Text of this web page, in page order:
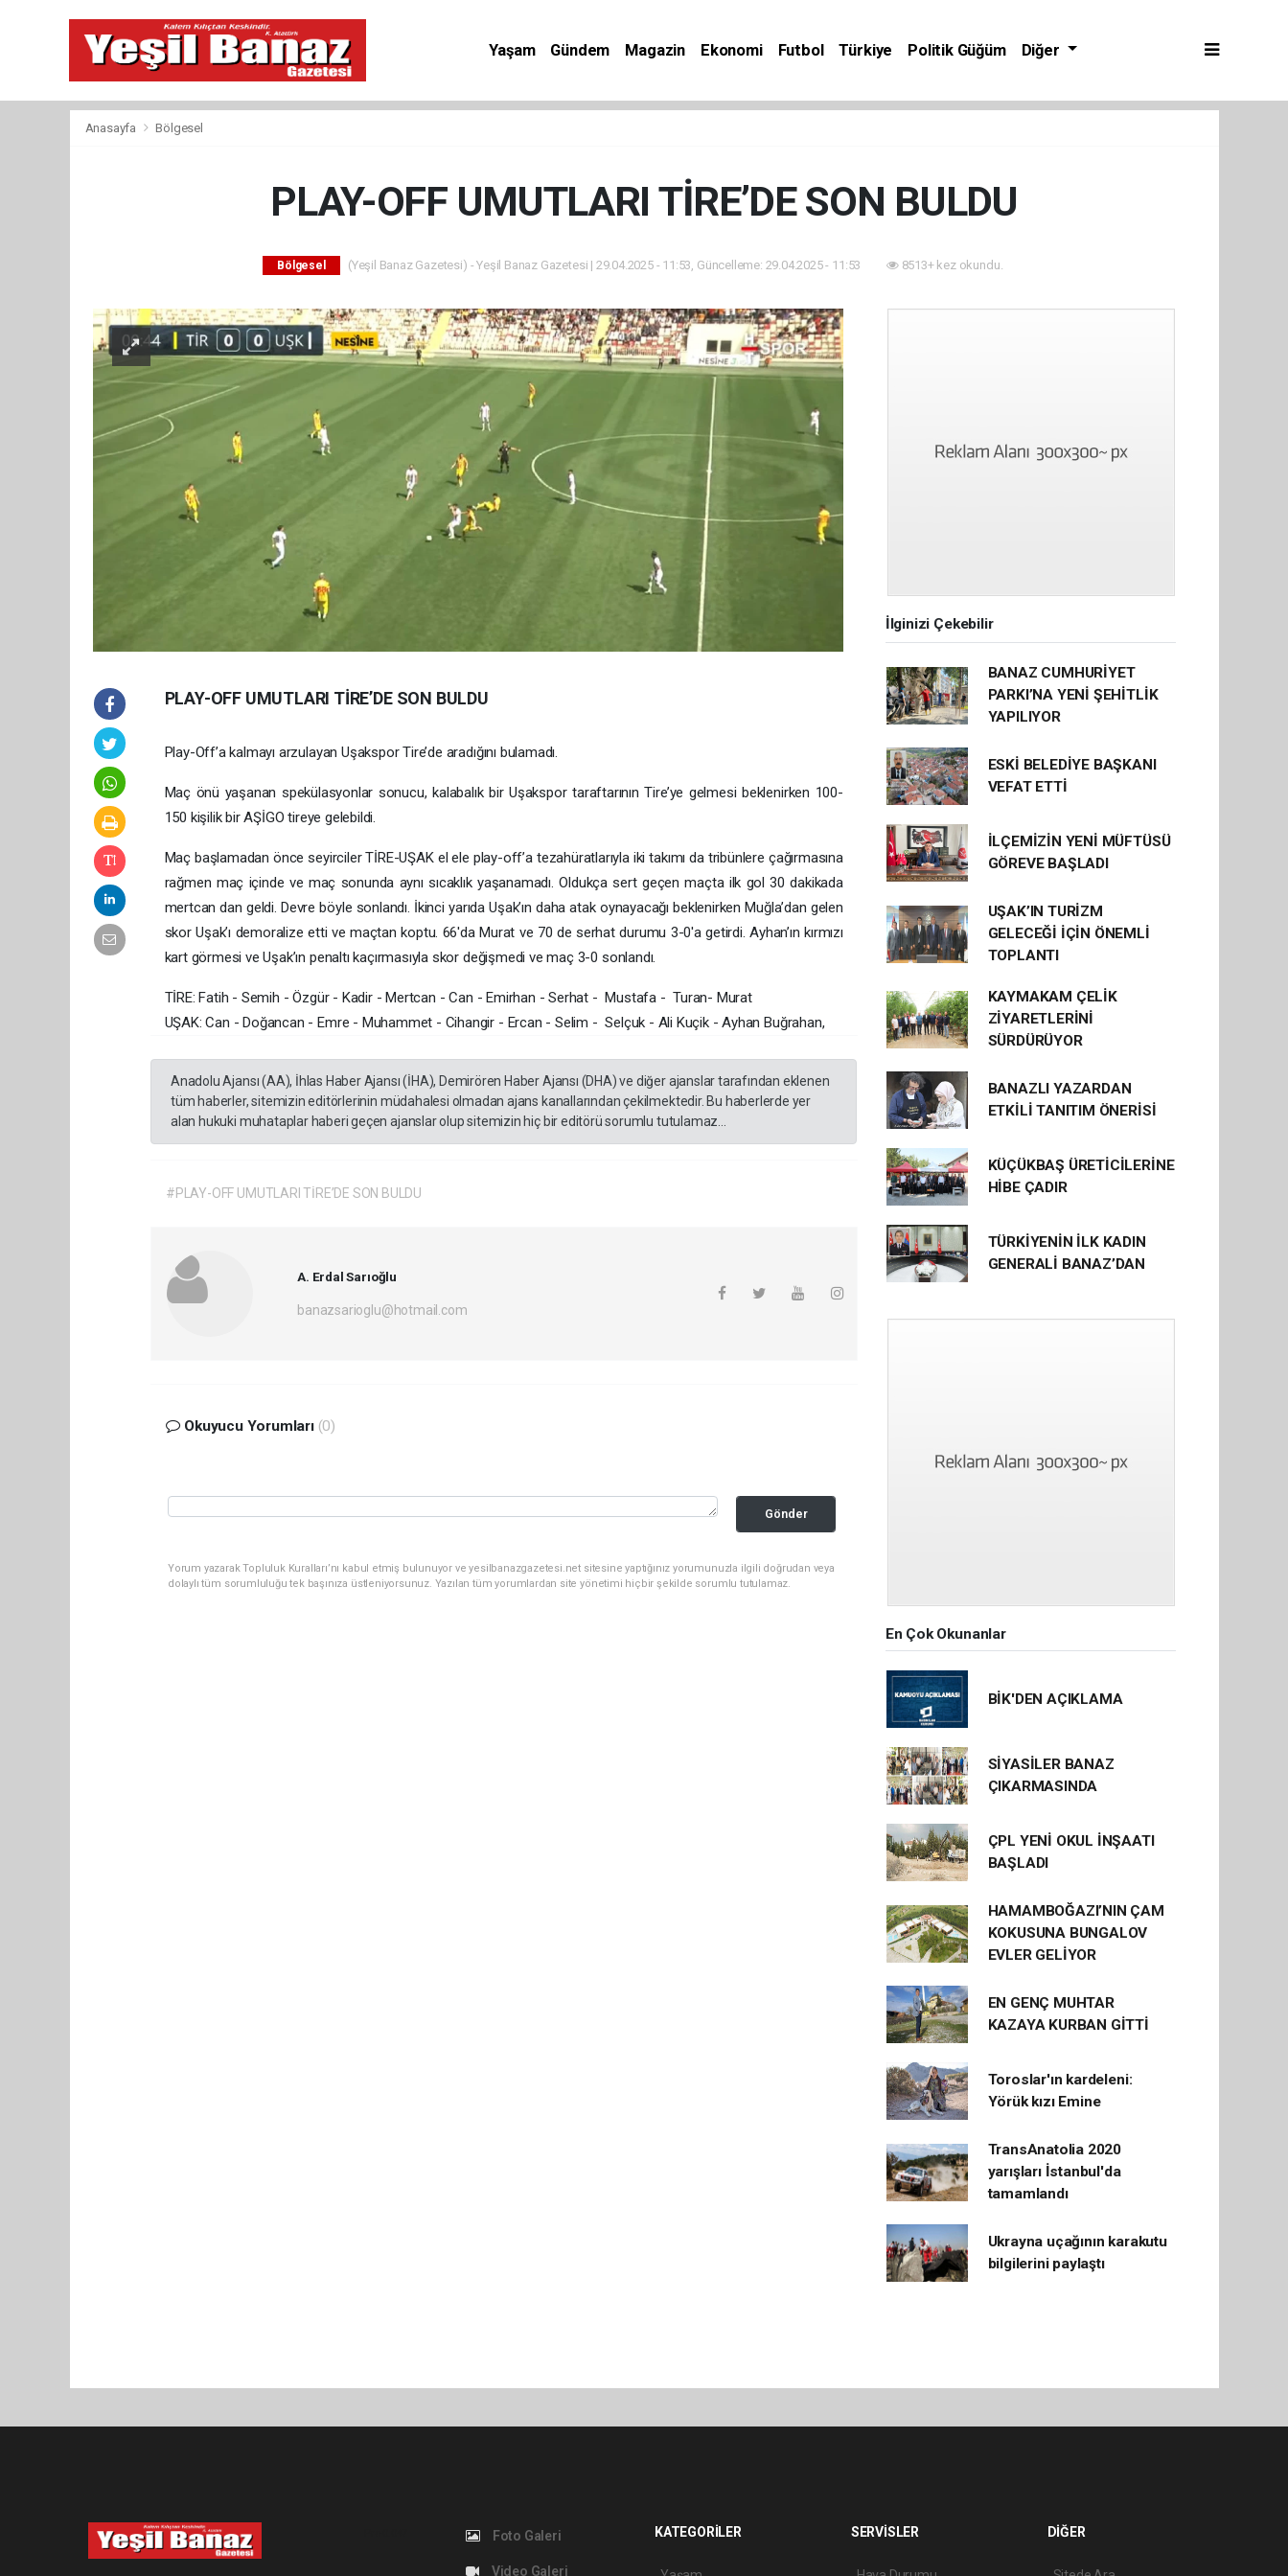
Yaşam Gündem Magazin Ekonomi Futbol Türkiye Politik Güğüm Diğer
Anasayfa Bölgesel
PLAY-OFF UMUTLARI TİRE’DE SON BULDU
Bölgesel (Yeşil Banaz Gazetesi) - Yeşil Banaz Gazetesi | 29.04.2025 - 11:53, Güncelleme: 29.04.2025 - 11:53 8513+ kez okundu.
PLAY-OFF UMUTLARI TİRE’DE SON BULDU
Play-Off’a kalmayı arzulayan Uşakspor Tire’de aradığını bulamadı.
Maç önü yaşanan spekülasyonlar sonucu, kalabalık bir Uşakspor taraftarının Tire’ye gelmesi beklenirken 100-
150 kişilik bir AŞİGO tireye gelebildi.
Maç başlamadan önce seyirciler TİRE-UŞAK el ele play-off’a tezahüratlarıyla iki takımı da tribünlere çağırmasına
rağmen maç içinde ve maç sonunda aynı sıcaklık yaşanamadı. Oldukça sert geçen maçta ilk gol 30 dakikada
mertcan dan geldi. Devre böyle sonlandı. İkinci yarıda Uşak’ın daha atak oynayacağı beklenirken Muğla’dan gelen
skor Uşak’ı demoralize etti ve maçtan koptu. 66'da Murat ve 70 de serhat durumu 3-0'a getirdi. Ayhan’ın kırmızı
kart görmesi ve Uşak’ın penaltı kaçırmasıyla skor değişmedi ve maç 3-0 sonlandı.
TİRE: Fatih - Semih - Özgür - Kadir - Mertcan - Can - Emirhan - Serhat - Mustafa - Turan- Murat
UŞAK: Can - Doğancan - Emre - Muhammet - Cihangir - Ercan - Selim - Selçuk - Ali Kuçik - Ayhan Buğrahan,
Anadolu Ajansı (AA), İhlas Haber Ajansı (İHA), Demirören Haber Ajansı (DHA) ve diğer ajanslar tarafından eklenen
tüm haberler, sitemizin editörlerinin müdahalesi olmadan ajans kanallarından çekilmektedir. Bu haberlerde yer
alan hukuki muhataplar haberi geçen ajanslar olup sitemizin hiç bir editörü sorumlu tutulamaz...
#PLAY-OFF UMUTLARI TİRE’DE SON BULDU
A. Erdal Sarıoğlu
banazsarioglu@hotmail.com
Okuyucu Yorumları (0)
Gönder
Yorum yazarak Topluluk Kuralları’nı kabul etmiş bulunuyor ve yesilbanazgazetesi.net sitesine yaptığınız yorumunuzla ilgili doğrudan veya
dolaylı tüm sorumluluğu tek başınıza üstleniyorsunuz. Yazılan tüm yorumlardan site yönetimi hiçbir şekilde sorumlu tutulamaz.
İlginizi Çekebilir
BANAZ CUMHURİYET
PARKI’NA YENİ ŞEHİTLİK
YAPILIYOR
ESKİ BELEDİYE BAŞKANI
VEFAT ETTİ
İLÇEMİZİN YENİ MÜFTÜSÜ
GÖREVE BAŞLADI
UŞAK’IN TURİZM
GELECEĞİ İÇİN ÖNEMLİ
TOPLANTI
KAYMAKAM ÇELİK
ZİYARETLERİNİ
SÜRDÜRÜYOR
BANAZLI YAZARDAN
ETKİLİ TANITIM ÖNERİSİ
KÜÇÜKBAŞ ÜRETİCİLERİNE
HİBE ÇADIR
TÜRKİYENİN İLK KADIN
GENERALİ BANAZ’DAN
En Çok Okunanlar
BİK'DEN AÇIKLAMA
SİYASİLER BANAZ
ÇIKARMASINDA
ÇPL YENİ OKUL İNŞAATI
BAŞLADI
HAMAMBOĞAZI’NIN ÇAM
KOKUSUNA BUNGALOV
EVLER GELİYOR
EN GENÇ MUHTAR
KAZAYA KURBAN GİTTİ
Toroslar'ın kardeleni:
Yörük kızı Emine
TransAnatolia 2020
yarışları İstanbul'da
tamamlandı
Ukrayna uçağının karakutu
bilgilerini paylaştı
Foto Galeri
Video Galeri
KATEGORİLER SERVİSLER DİĞER